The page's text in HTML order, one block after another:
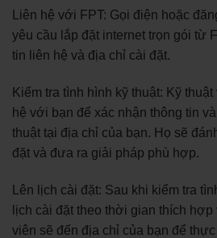
Liên hệ với FPT: Gọi điện hoặc
yêu cầu lắp đặt internet trọn gói từ
tin liên hệ và địa chỉ cài đặt.
Kiểm tra tình hình kỹ thuật: Kỹ
hệ với bạn để xác nhận thông tin
thuật tại địa chỉ của bạn. Họ sẽ
đặt và đưa ra giải pháp phù hợp.
Lên lịch cài đặt: Sau khi kiểm tra
lịch cài đặt theo thời gian thích
viên sẽ đến địa chỉ của bạn để